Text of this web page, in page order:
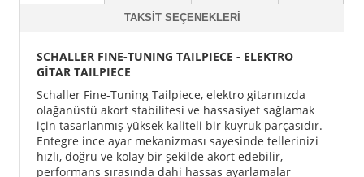
TAKSIT SEÇENEKLERI
SCHALLER FINE-TUNING TAILPIECE - ELEKTRO
GİTAR TAILPIECE
Schaller Fine-Tuning Tailpiece, elektro gitarınızda
olağanüstü akort stabilitesi ve hassasiyet sağlamak
için tasarlanmış yüksek kaliteli bir kuyruk parçasıdır.
Entegre ince ayar mekanizması sayesinde tellerinizi
hızlı, doğru ve kolay bir şekilde akort edebilir,
performans sırasında dahi hassas ayarlamalar